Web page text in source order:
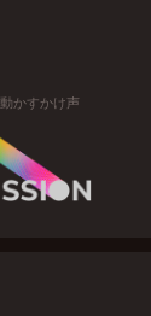
かすかけ声